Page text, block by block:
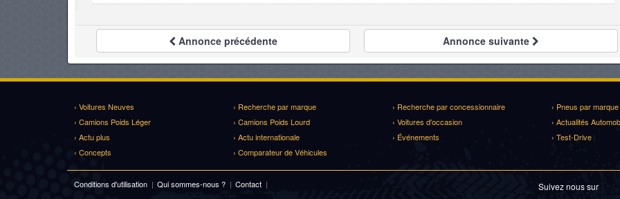
Annonce précédente Annonce suivante
› Voitures Neuves › Recherche par marque › Recherche par concessionnaire
› Pneus par marque
› Camions Poids Léger
› Camions Poids Lourd › Voitures d'occasion
› Actualités
› Actu plus
› Actu internationale › Événements
› Test-Drive
› Concepts
› Comparateur de Véhicules
Conditions d'utilisation | Qui sommes-nous ? | Contact | Suivez nous sur